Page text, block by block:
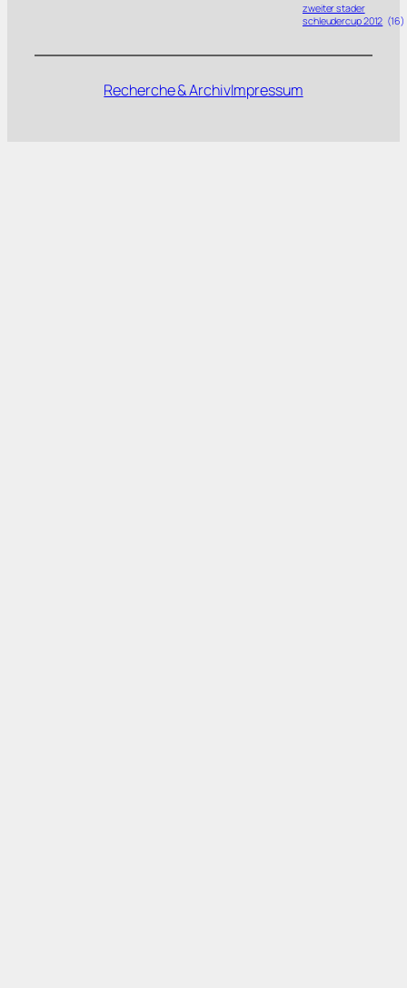
zweiter stader
schleudercup 2012 (16)
Recherche & ArchivImpressum